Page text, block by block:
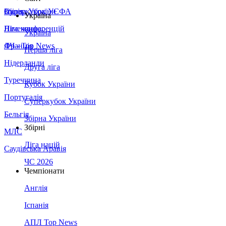
Збірна України
Італія
Німеччина
Франція
Нідерланди
Туреччина
Португалія
Бельгія
МЛС
Саудівська Аравія
Суперкубок УЄФА
Ліга конференцій
ЛЧ - Top News
Україна
Україна
Перша ліга
Друга ліга
Кубок України
Суперкубок України
Збірна України
Збірні
Ліга націй
ЧС 2026
Чемпіонати
Англія
Іспанія
АПЛ Top News